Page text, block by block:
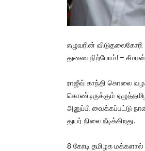
எழுவரின்
துணை நிற்போம்! – சீமான்
ராஜீவ் காந்தி கொலை
கொண்டிருக்கும்
அனுப்பி வைக்கப்பட்டு
துயர் நிலை நீடிக்கிறது.
8 கோடி தமிழக மக்களால்